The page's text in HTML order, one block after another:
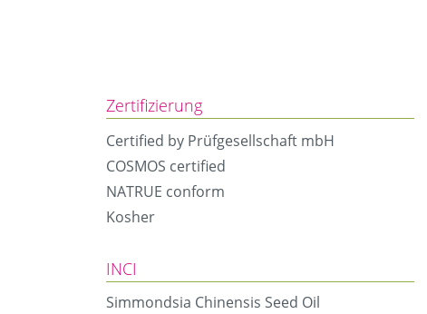
Zertifizierung
Certified by Prüfgesellschaft mbH
COSMOS certified
NATRUE conform
Kosher
INCI
Simmondsia Chinensis Seed Oil